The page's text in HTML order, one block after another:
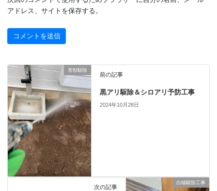
アドレス、サイトを保存する。
害獣駆除
前の記事
黒アリ駆除＆シロアリ予防工事
2024年10月28日
白蟻駆除工事
次の記事